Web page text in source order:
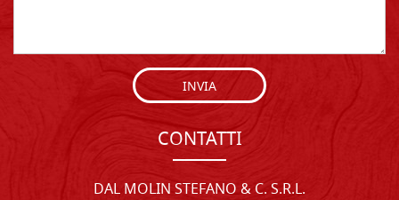
INVIA
CONTATTI
DAL MOLIN STEFANO & C. S.R.L.